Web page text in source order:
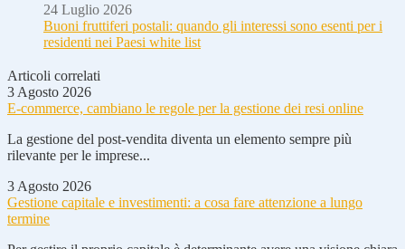
24 Luglio 2026
Buoni fruttiferi postali: quando gli interessi sono esenti per i
residenti nei Paesi white list
Articoli correlati
3 Agosto 2026
E-commerce, cambiano le regole per la gestione dei resi online
La gestione del post-vendita diventa un elemento sempre più
rilevante per le imprese...
3 Agosto 2026
Gestione capitale e investimenti: a cosa fare attenzione a lungo
termine